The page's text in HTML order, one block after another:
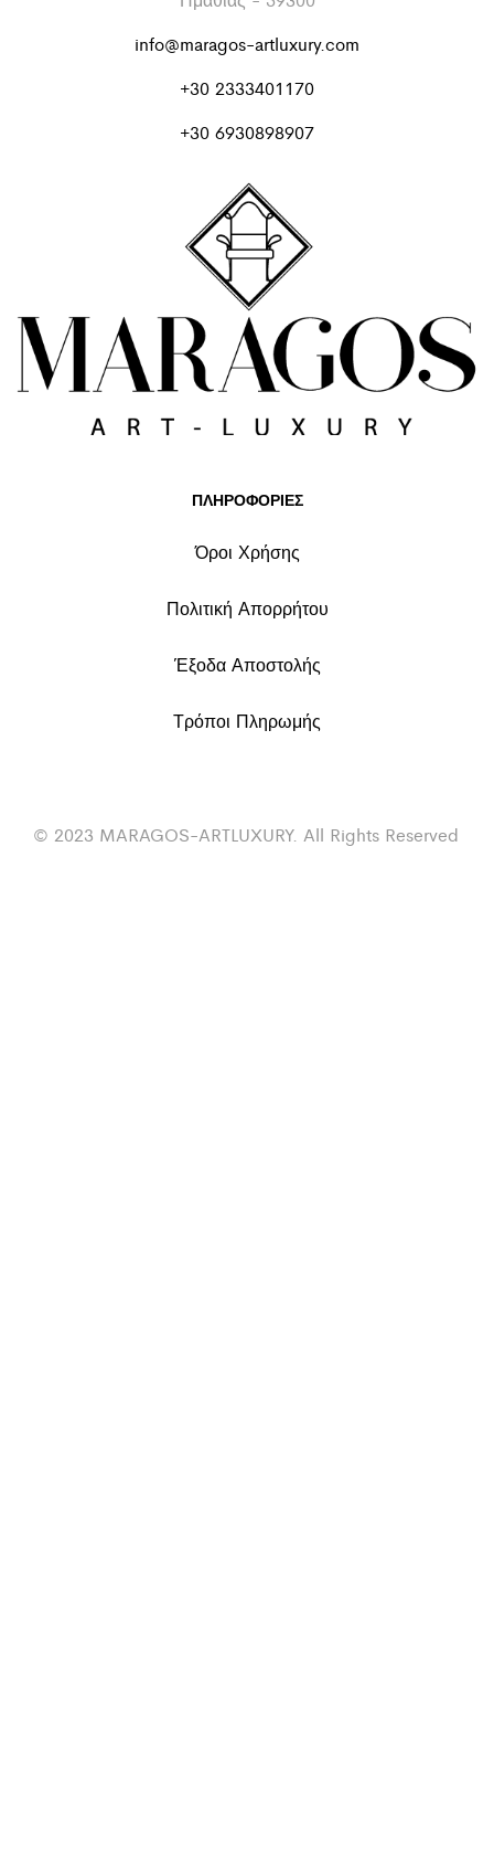
info@maragos-artluxury.com
+30 2333401170
+30 6930898907
ΠΛΗΡΟΦΟΡΙΕΣ
Όροι Χρήσης
Πολιτική Απορρήτου
Έξοδα Αποστολής
Τρόποι Πληρωμής
© 2023 MARAGOS-ARTLUXURY. All Rights Reserved